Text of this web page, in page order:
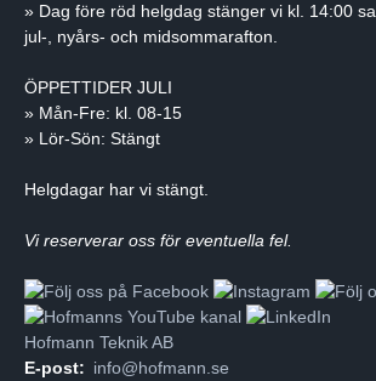
» Dag före röd helgdag stänger vi kl. 14:00
jul-, nyårs- och midsommarafton.
ÖPPETTIDER JULI
» Mån-Fre: kl. 08-15
» Lör-Sön: Stängt
Helgdagar har vi stängt.
Vi reserverar oss för eventuella fel.
Hofmann Teknik AB
E-post: info@hofmann.se